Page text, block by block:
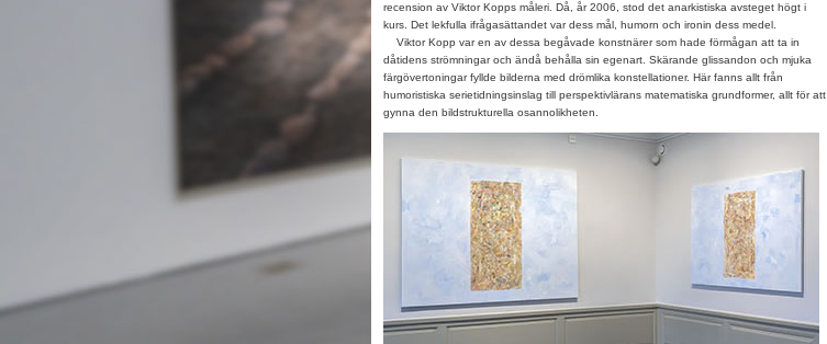
recension av Viktor Kopps måleri. Då, år 2006, stod det anarkistiska avsteget högt i
kurs. Det lekfulla ifrågasättandet var dess mål, humorn och ironin dess medel.
Viktor Kopp var en av dessa begåvade konstnärer som hade förmågan att ta in
dåtidens strömningar och ändå behålla sin egenart. Skärande glissandon och mjuka
färgövertoningar fyllde bilderna med drömlika konstellationer. Här fanns allt från
humoristiska serietidningsinslag till perspektivlärans matematiska grundformer, allt för att
gynna den bildstrukturella osannolikheten.